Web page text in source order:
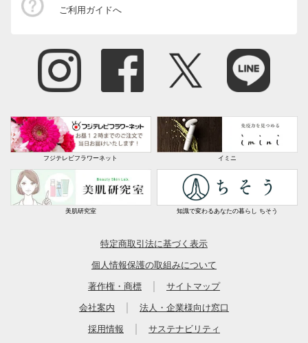
インテリアフラワー
ご利用ガイドへ
フジテレビフラワーネット イミニ
美肌研究室 知識で変わるあなたの暮らし ちそう
特定商取引法に基づく表示
個人情報保護の取組みについて
著作権・商標 サイトマップ
会社案内 法人・企業様向け窓口
採用情報 サステナビリティ